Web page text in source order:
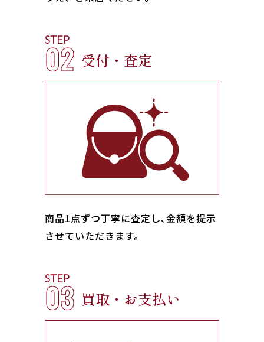
STEP
02 受付・査定
商品1点ずつ丁寧に査定し､金額を提示
させていただきます。
STEP
03 買取・お支払い